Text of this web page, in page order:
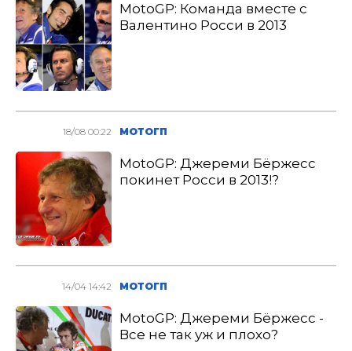
MotoGP: Команда вместе с
Валентино Росси в 2013
18/08 00:22 МОТОГП
MotoGP: Джереми Бёржесс
покинет Росси в 2013!?
14/04 14:42 МОТОГП
MotoGP: Джереми Бёржесс -
Все не так уж и плохо?